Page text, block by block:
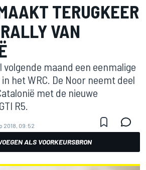
TERUGKEER
VAN
volgende maand een eenmalige
het WRC. De Noor neemt deel
met de nieuwe
R5.
2018, 09:52
ALS VOORKEURSBRON